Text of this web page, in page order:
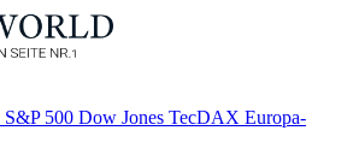
S&P 500 Dow Jones TecDAX Europa-